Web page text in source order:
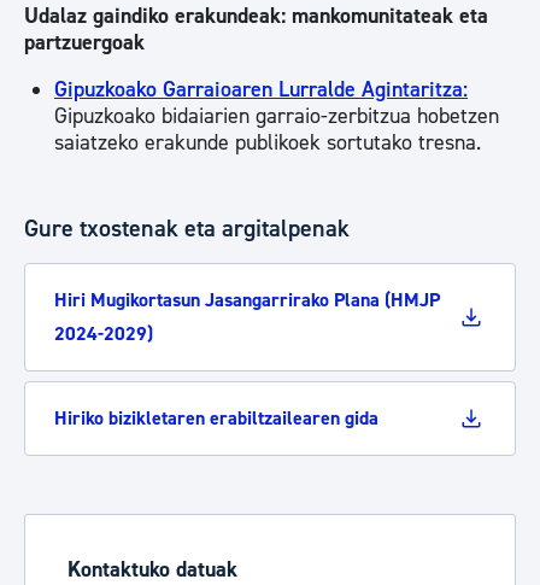
Udalaz gaindiko erakundeak: mankomunitateak eta
partzuergoak
Gipuzkoako Garraioaren Lurralde Agintaritza:
Gipuzkoako bidaiarien garraio-zerbitzua hobetzen
saiatzeko erakunde publikoek sortutako tresna.
Gure txostenak eta argitalpenak
Hiri Mugikortasun Jasangarrirako Plana (HMJP
2024-2029)
Hiriko bizikletaren erabiltzailearen gida
Kontaktuko datuak